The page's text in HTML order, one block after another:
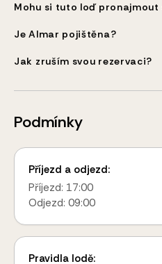
Mohu si tuto loď pronajmout
Je Almar pojištěna?
Jak zruším svou rezervaci?
Podmínky
Příjezd a odjezd:
Příjezd: 17:00
Odjezd: 09:00
Pravidla lodě: